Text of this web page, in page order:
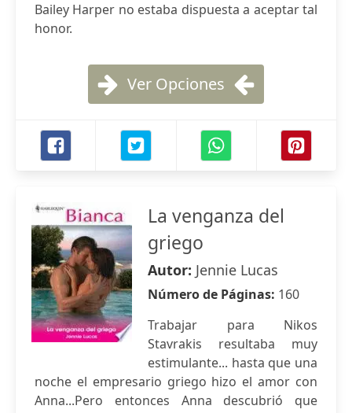
Bailey Harper no estaba dispuesta a aceptar tal
honor.
Ver Opciones
La venganza del
griego
Autor: Jennie Lucas
Número de Páginas: 160
Trabajar para Nikos
Stavrakis resultaba muy
estimulante... hasta que una
noche el empresario griego hizo el amor con
Anna...Pero entonces Anna descubrió que